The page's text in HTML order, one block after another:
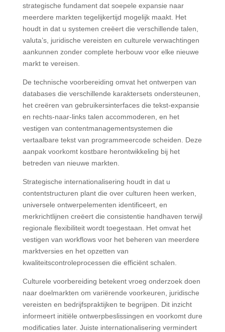
strategische fundament dat soepele expansie naar
meerdere markten tegelijkertijd mogelijk maakt. Het
houdt in dat u systemen creëert die verschillende talen,
valuta’s, juridische vereisten en culturele verwachtingen
aankunnen zonder complete herbouw voor elke nieuwe
markt te vereisen.
De technische voorbereiding omvat het ontwerpen van
databases die verschillende karaktersets ondersteunen,
het creëren van gebruikersinterfaces die tekst-expansie
en rechts-naar-links talen accommoderen, en het
vestigen van contentmanagementsystemen die
vertaalbare tekst van programmeercode scheiden. Deze
aanpak voorkomt kostbare herontwikkeling bij het
betreden van nieuwe markten.
Strategische internationalisering houdt in dat u
contentstructuren plant die over culturen heen werken,
universele ontwerpelementen identificeert, en
merkrichtlijnen creëert die consistentie handhaven terwijl
regionale flexibiliteit wordt toegestaan. Het omvat het
vestigen van workflows voor het beheren van meerdere
marktversies en het opzetten van
kwaliteitscontroleprocessen die efficiënt schalen.
Culturele voorbereiding betekent vroeg onderzoek doen
naar doelmarkten om variërende voorkeuren, juridische
vereisten en bedrijfspraktijken te begrijpen. Dit inzicht
informeert initiële ontwerpbeslissingen en voorkomt dure
modificaties later. Juiste internationalisering vermindert